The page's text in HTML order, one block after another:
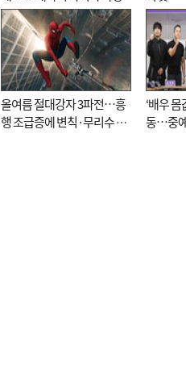
올여름 절대강자 3파전…흥
행 조급증에 변칙·무리수 마
‘배우 몸
동…중